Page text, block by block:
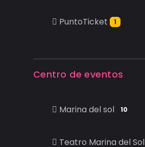
PuntoTicket 1
Centro de eventos
Marina del sol 10
Teatro Marina del Sol